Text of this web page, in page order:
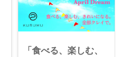
「食べる、楽しむ、